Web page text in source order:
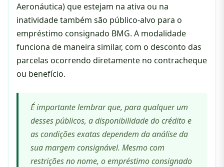
Aeronáutica) que estejam na ativa ou na
inatividade também são público-alvo para o
empréstimo consignado BMG. A modalidade
funciona de maneira similar, com o desconto das
parcelas ocorrendo diretamente no contracheque
ou benefício.
É importante lembrar que, para qualquer um
desses públicos, a disponibilidade do crédito e
as condições exatas dependem da análise da
sua margem consignável. Mesmo com
restrições no nome, o empréstimo consignado